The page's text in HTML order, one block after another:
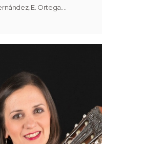
E. Ortega.…